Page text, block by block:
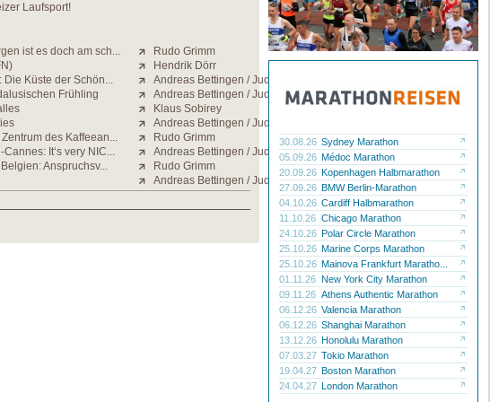
Laufsport!
ist es doch am sch...
Rudo Grimm
Hendrik Dörr
Die Küste der Schön...
Andreas Bettingen / Judith Strack
Frühling
Andreas Bettingen / Judith Strack
Klaus Sobirey
Andreas Bettingen / Judith Strack
des Kaffeean...
Rudo Grimm
It‘s very NIC...
Andreas Bettingen / Judith Strack
Anspruchsv...
Rudo Grimm
Andreas Bettingen / Judith Strack
30.08.26 Sydney Marathon
05.09.26 Médoc Marathon
20.09.26 Kopenhagen Halbmarathon
27.09.26 BMW Berlin-Marathon
04.10.26 Cardiff Halbmarathon
11.10.26 Chicago Marathon
24.10.26 Polar Circle Marathon
25.10.26 Marine Corps Marathon
25.10.26 Mainova Frankfurt Maratho...
01.11.26 New York City Marathon
09.11.26 Athens Authentic Marathon
06.12.26 Valencia Marathon
06.12.26 Shanghai Marathon
13.12.26 Honolulu Marathon
07.03.27 Tokio Marathon
19.04.27 Boston Marathon
24.04.27 London Marathon